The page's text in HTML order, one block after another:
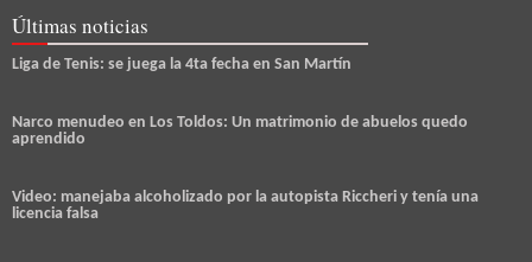
Últimas noticias
Liga de Tenis: se juega la 4ta fecha en San Martín
Narco menudeo en Los Toldos: Un matrimonio de abuelos quedo
aprendido
Video: manejaba alcoholizado por la autopista Riccheri y tenía una
licencia falsa